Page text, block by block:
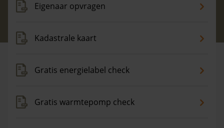
Eigenaar opvragen
Kadastrale kaart
Gratis energielabel check
Gratis warmtepomp check